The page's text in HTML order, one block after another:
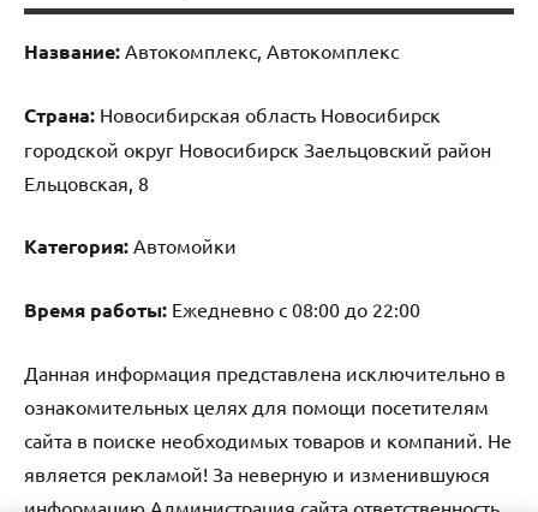
Название: Автокомплекс, Автокомплекс
Страна: Новосибирская область Новосибирск
городской округ Новосибирск Заельцовский район
Ельцовская, 8
Категория: Автомойки
Время работы: Ежедневно с 08:00 до 22:00
Данная информация представлена исключительно в
ознакомительных целях для помощи посетителям
сайта в поиске необходимых товаров и компаний. Не
является рекламой! За неверную и изменившуюся
информацию Администрация сайта ответственность